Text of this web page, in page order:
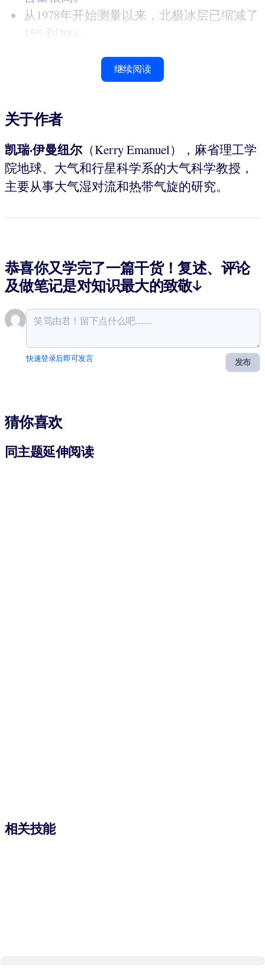
从1978年开始测量以来，北极冰层已缩减了
15%到20%。
继续阅读
关于作者
凯瑞·伊曼纽尔（Kerry Emanuel），麻省理工学
院地球、大气和行星科学系的大气科学教授，
主要从事大气湿对流和热带气旋的研究。
恭喜你又学完了一篇干货！复述、评论
及做笔记是对知识最大的致敬↓
发布
快速登录后即可发言
猜你喜欢
同主题延伸阅读
相关技能